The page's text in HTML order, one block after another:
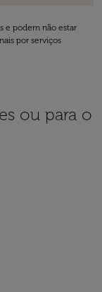
e podem não estar
por serviços
ou para o